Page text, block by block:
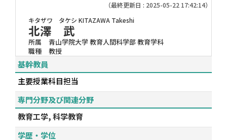
（最終更新日 : 2025-05-22 17:42:14）
キタザワ タケシ KITAZAWA Takeshi
北澤 武
所属
青山学院大学 教育人間科学部 教育学科
職種
教授
基幹教員
主要授業科目担当
専門分野及び関連分野
教育工学, 科学教育
学歴・学位